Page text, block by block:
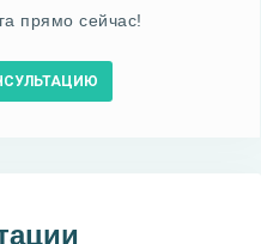
прямо сейчас!